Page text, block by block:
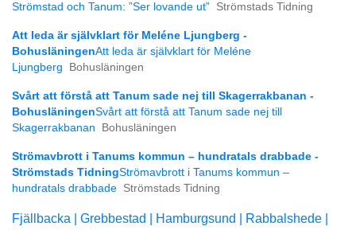
Strömstad och Tanum: ”Ser lovande ut” Strömstads Tidning
Att leda är självklart för Meléne Ljungberg -
BohusläningenAtt leda är självklart för Meléne
Ljungberg
Bohusläningen
Svårt att förstå att Tanum sade nej till Skagerrakbanan -
BohusläningenSvårt att förstå att Tanum sade nej till
Skagerrakbanan
Bohusläningen
Strömavbrott i Tanums kommun – hundratals drabbade -
Strömstads TidningStrömavbrott i Tanums kommun –
hundratals drabbade Strömstads Tidning
Fjällbacka | Grebbestad | Hamburgsund |
Rabbalshede |